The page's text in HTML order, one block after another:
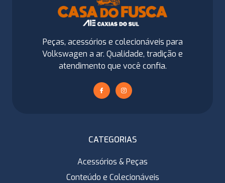
Peças, acessórios e colecionáveis para
Volkswagen a ar. Qualidade, tradição e
atendimento que você confia.
CATEGORIAS
Acessórios & Peças
Conteúdo e Colecionáveis